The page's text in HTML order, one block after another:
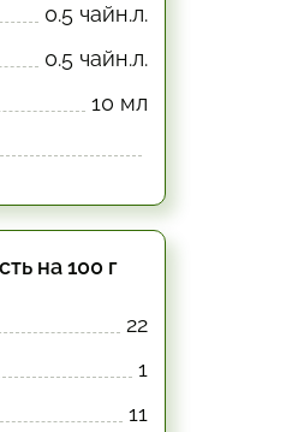
0.5 чайн.л.
0.5 чайн.л.
10 мл
на 100 г
22
1
11